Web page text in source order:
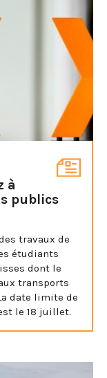
à
publics
travaux de
étudiants
dont le
transports
date limite de
le 18 juillet.